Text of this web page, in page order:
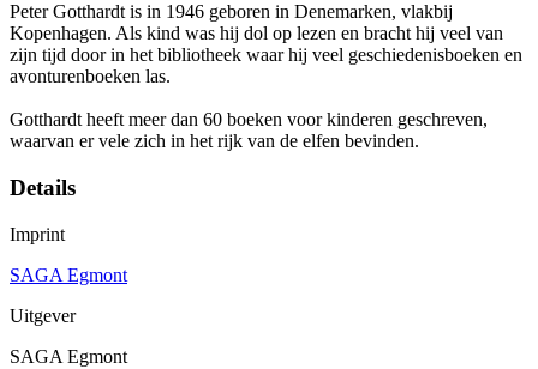
Peter Gotthardt is in 1946 geboren in Denemarken, vlakbij
Kopenhagen. Als kind was hij dol op lezen en bracht hij veel van
zijn tijd door in het bibliotheek waar hij veel geschiedenisboeken en
avonturenboeken las.
Gotthardt heeft meer dan 60 boeken voor kinderen geschreven,
waarvan er vele zich in het rijk van de elfen bevinden.
Details
Imprint
SAGA Egmont
Uitgever
SAGA Egmont